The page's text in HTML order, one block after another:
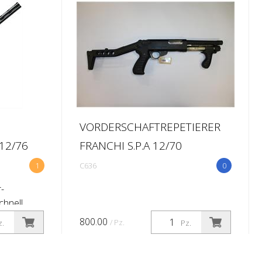
76
1
VORDERSCHAFTREPETIERER
FRANCHI S.P.A 12/70
0
C636
Pz.
800.00 / Pz.